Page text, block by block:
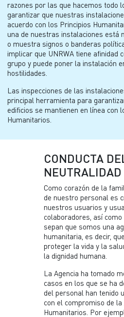
razones por las que hacemos todo
garantizar que nuestras
acuerdo con los Principios
una de nuestras instalaciones está
o muestra signos o banderas
implicar que UNRWA tiene afinidad
grupo y puede poner la instalación
hostilidades.
Las inspecciones de las
principal herramienta para
edificios se mantienen en línea con
Humanitarios.
CONDUCTA
NEUTRALIDAD
Como corazón de la
de nuestro personal es
nuestros usuarios y
colaboradores, así como
sepan que somos una
humanitaria, es decir,
proteger la vida y la
la dignidad humana.
La Agencia ha tomado
casos en los que se ha
del personal han tenido
con el compromiso de
Humanitarios. Por